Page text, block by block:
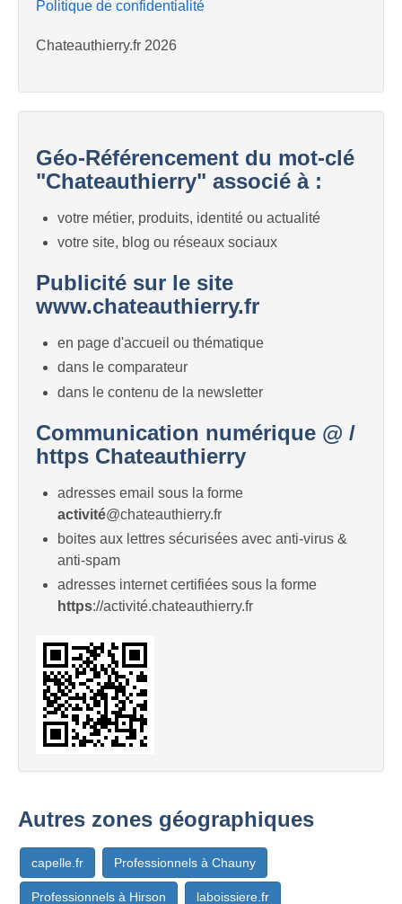
Politique de confidentialité
Chateauthierry.fr 2026
Géo-Référencement du mot-clé
"Chateauthierry" associé à :
votre métier, produits, identité ou actualité
votre site, blog ou réseaux sociaux
Publicité sur le site
www.chateauthierry.fr
en page d'accueil ou thématique
dans le comparateur
dans le contenu de la newsletter
Communication numérique @ /
https Chateauthierry
adresses email sous la forme
activité@chateauthierry.fr
boites aux lettres sécurisées avec anti-virus &
anti-spam
adresses internet certifiées sous la forme
https://activité.chateauthierry.fr
Autres zones géographiques
capelle.fr Professionnels à Chauny
Professionnels à Hirson laboissiere.fr